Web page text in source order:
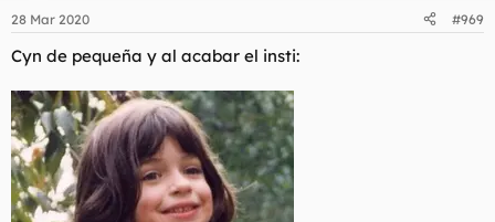
28 Mar 2020 #969
Cyn de pequeña y al acabar el insti: